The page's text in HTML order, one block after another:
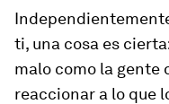
ti, una cosa es
malo como la gente
reaccionar a lo que